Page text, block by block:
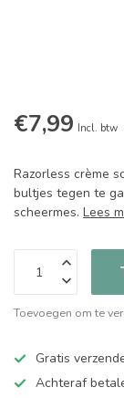
€7,99 Incl. btw
Razorless crème
bultjes tegen te
scheermes. Lees
Toevoegen om te
Gratis
Achteraf